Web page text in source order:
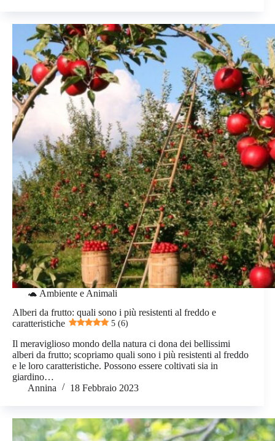
🐢 Ambiente e Animali
Alberi da frutto: quali sono i più resistenti al freddo e
caratteristiche
5 (6)
Il meraviglioso mondo della natura ci dona dei bellissimi
alberi da frutto; scopriamo quali sono i più resistenti al freddo
e le loro caratteristiche. Possono essere coltivati sia in
giardino…
Annina
18 Febbraio 2023